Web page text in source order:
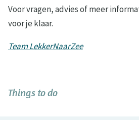
Voor vragen, advies of meer
voor je klaar.
Team LekkerNaarZee
Things to do